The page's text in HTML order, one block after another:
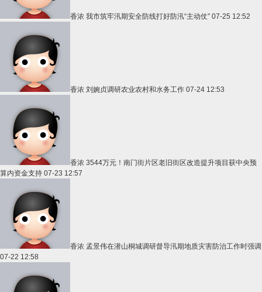
香浓 我市筑牢汛期安全防线打好防汛“主动仗” 07-25 12:52
香浓 刘婉贞调研农业农村和水务工作 07-24 12:53
香浓 3544万元！南门街片区老旧街区改造提升项目获中央预
算内资金支持 07-23 12:57
香浓 孟景伟在潜山桐城调研督导汛期地质灾害防治工作时强调
07-22 12:58